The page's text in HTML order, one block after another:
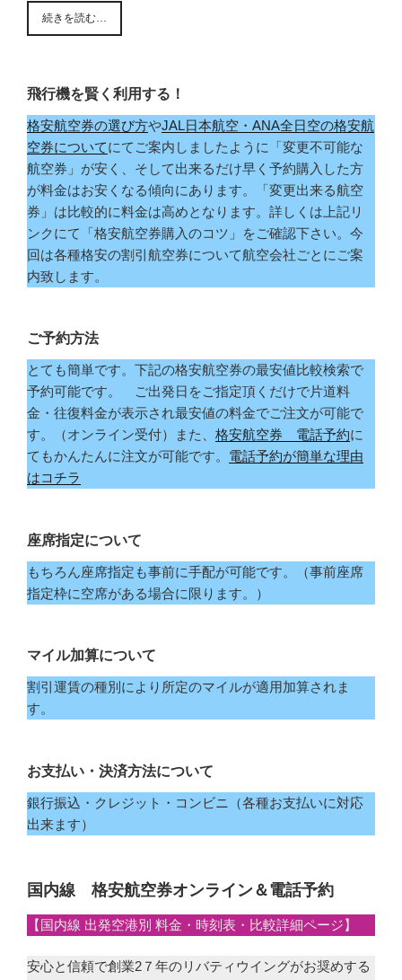
続きを読む…
飛行機を賢く利用する！
格安航空券の選び方やJAL日本航空・ANA全日空の格安航
空券についてにてご案内しましたように「変更不可能な
航空券」が安く、そして出来るだけ早く予約購入した方
が料金はお安くなる傾向にあります。「変更出来る航空
券」は比較的に料金は高めとなります。詳しくは上記リ
ンクにて「格安航空券購入のコツ」をご確認下さい。今
回は各種格安の割引航空券について航空会社ごとにご案
内致します。
ご予約方法
とても簡単です。下記の格安航空券の最安値比較検索で
予約可能です。 ご出発日をご指定頂くだけで片道料
金・往復料金が表示され最安値の料金でご注文が可能で
す。（オンライン受付）また、 格安航空券 電話予約に
てもかんたんに注文が可能です。 電話予約が簡単な理由
はコチラ
座席指定について
もちろん座席指定も事前に手配が可能です。（事前座席
指定枠に空席がある場合に限ります。）
マイル加算について
割引運賃の種別により所定のマイルが適用加算されま
す。
お支払い・決済方法について
銀行振込・クレジット・コンビニ（各種お支払いに対応
出来ます）
国内線 格安航空券オンライン＆電話予約
【国内線 出発空港別 料金・時刻表・比較詳細ページ】
安心と信頼で創業2７年のリバティウイングがお奨めする